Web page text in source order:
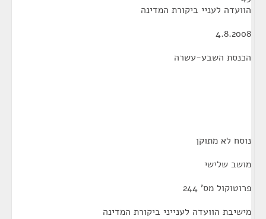
הוועדה לעניי ביקורת המדינה
4.8.2008
הכנסת השבע-עשרה
נוסח לא מתוקן
מושב שלישי
פרוטוקול מס' 244
מישיבת הוועדה לענייני ביקורת המדינה